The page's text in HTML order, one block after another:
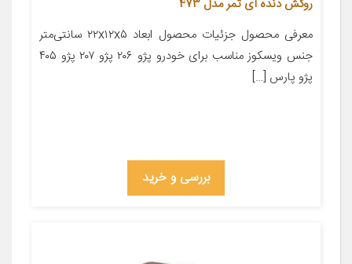
روکش دنده آی تمر مدل 473
معرفی محصول جزئیات محصول ابعاد ۲۲x۱۲x۵ سانتی‌متر
جنس ویسکوز مناسب برای خودرو پژو ۲۰۶ پژو ۲۰۷ پژو ۴۰۵
پژو پارس […]
بررسی و خرید